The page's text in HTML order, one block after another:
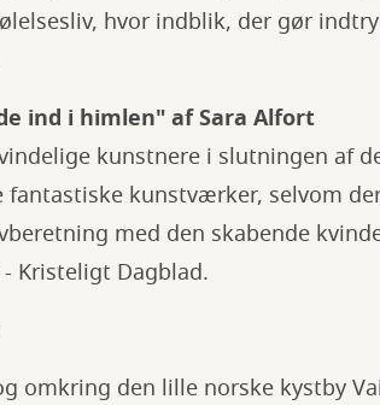
hvor indblik, der gør
ind i himlen" af Sara Alfort
kunstnere i slutningen af
fantastiske kunstværker, selvom
med den skabende
Kristeligt Dagblad.
omkring den lille norske kystby